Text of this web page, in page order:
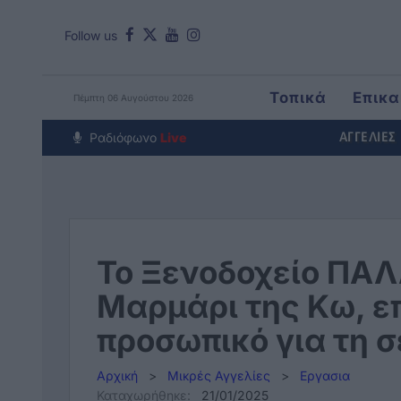
Follow us
Πέμπτη 06 Αυγούστου 2026 Τοπικά
Around The
Ραδιόφωνο Live ΑΓΓΕΛΙΕΣ
Το Ξενοδοχείο
Μαρμάρι της Κω,
προσωπικό για τη
Αρχική > Μικρές Αγγελίες > Εργασια
Καταχωρήθηκε:
21/01/2025